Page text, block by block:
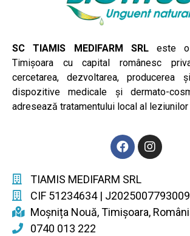
SC TIAMIS MEDIFARM SRLeste o
Timișoara cu capital românesc
cercetarea, dezvoltarea, producerea
dispozitive medicale și dermato-
adresează tratamentului local al
TIAMIS MEDIFARM SRL
CIF 51234634 | J2025007793009
Moșnița Nouă, Timișoara,
0740 013 222